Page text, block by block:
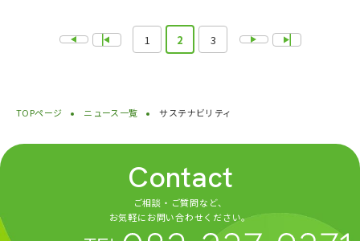
1 2 3
TOPページ ニュース一覧 サステナビリティ
Contact
ご相談・ご質問など、
お気軽にお問い合わせください。